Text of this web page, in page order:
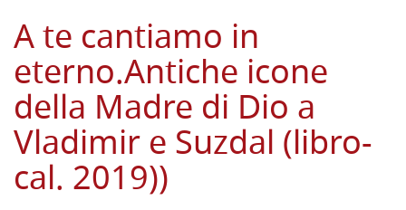
A te cantiamo in
eterno.Antiche icone
della Madre di Dio a
Vladimir e Suzdal (libro-
cal. 2019))